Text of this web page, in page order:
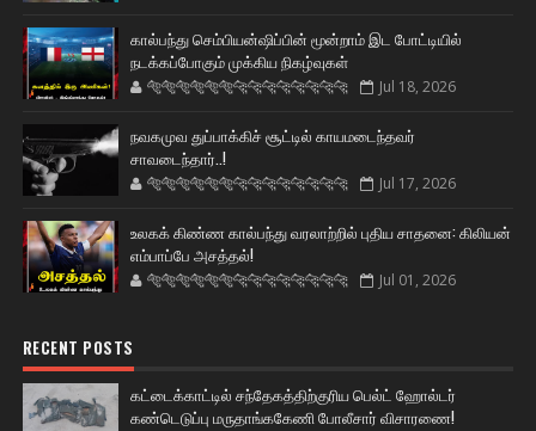
கால்பந்து செம்பியன்ஷிப்பின் மூன்றாம் இட போட்டியில்
நடக்கப்போகும் முக்கிய நிகழ்வுகள்
🐅🐅🐅🐅🐅🐅🐆🐆🐆🐆🐆🐆🐆🐆 Jul 18, 2026
நவகமுவ துப்பாக்கிச் சூட்டில் காயமடைந்தவர்
சாவடைந்தார்..!
🐅🐅🐅🐅🐅🐅🐆🐆🐆🐆🐆🐆🐆🐆 Jul 17, 2026
உலகக் கிண்ண கால்பந்து வரலாற்றில் புதிய சாதனை: கிலியன்
எம்பாப்பே அசத்தல்!
🐅🐅🐅🐅🐅🐅🐆🐆🐆🐆🐆🐆🐆🐆 Jul 01, 2026
RECENT POSTS
கட்டைக்காட்டில் சந்தேகத்திற்குரிய பெல்ட் ஹோல்டர்
கண்டெடுப்பு மருதாங்ககேணி போலீசார் விசாரணை!